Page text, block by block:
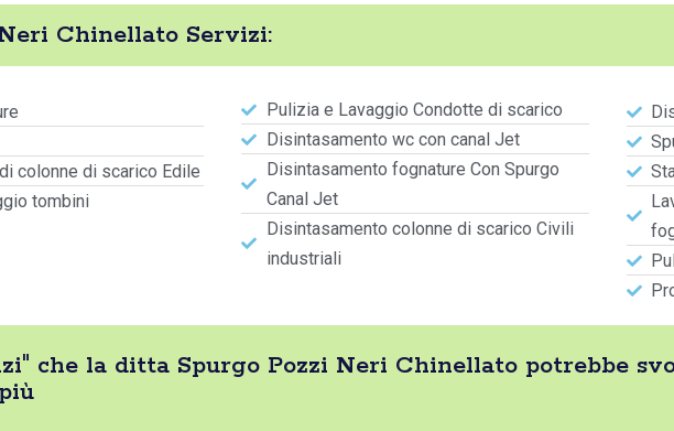
Chinellato Servizi:
colonne di scarico Edile
tombini
Pulizia e Lavaggio Condotte di scarico
Disintasamento wc con canal Jet
Disintasamento fognature Con Spurgo
Canal Jet
Disintasamento colonne di scarico Civili
industriali
che la ditta Spurgo Pozzi Neri Chinellato potrebbe